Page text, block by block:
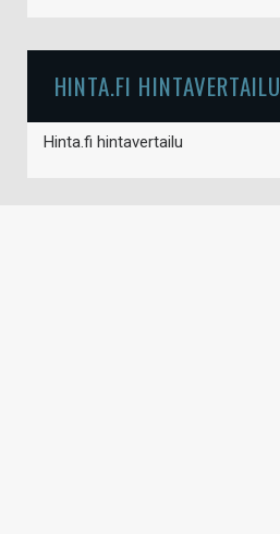
HINTA.FI HINTAVERTAILU
Hinta.fi hintavertailu